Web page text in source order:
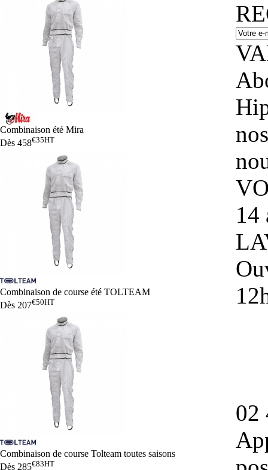
Combinaison été Mira
Dès 458€35HT
Combinaison de course été TOLTEAM
Dès 207€50HT
Combinaison de course Tolteam toutes saisons
Dès 285€83HT
14
02